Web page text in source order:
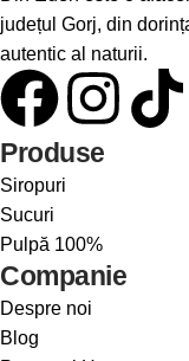
județul Gorj, din
autentic al naturii.
Produse
Siropuri
Sucuri
Pulpă 100%
Companie
Despre noi
Blog